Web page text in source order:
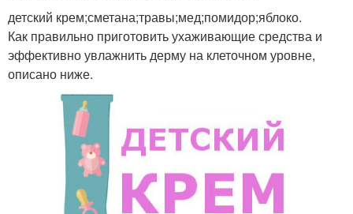
детский крем;сметана;травы;мед;помидор;яблоко.
Как правильно приготовить ухаживающие средства и
эффективно увлажнить дерму на клеточном уровне,
описано ниже.